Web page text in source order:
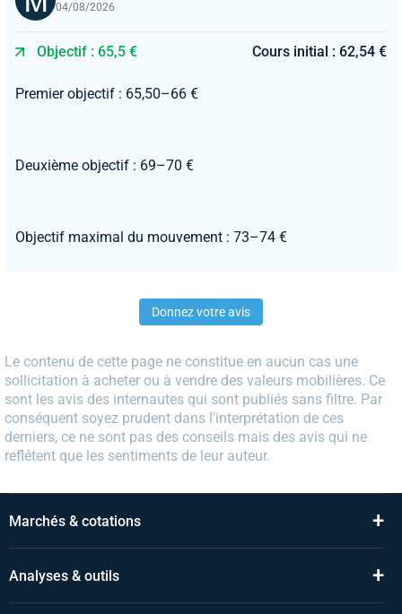
04/08/2026
Objectif : 65,5 € Cours initial : 62,54 €
Premier objectif : 65,50–66 €
Deuxième objectif : 69–70 €
Objectif maximal du mouvement : 73–74 €
Donnez votre avis
Le contenu de cette page ne constitue en aucun cas une
sollicitation à acheter ou à vendre des valeurs mobilières. Ce
sont les avis des internautes qui sont publiés sans filtre. Par
conséquent soyez prudent dans l'interprétation de ces
derniers, ce ne sont pas des conseils mais des avis qui ne
reflétent que les sentiments de leur auteur.
Marchés & cotations +
Analyses & outils +